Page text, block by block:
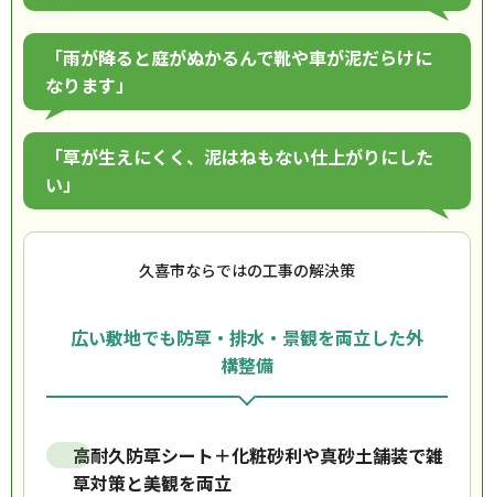
「雨が降ると庭がぬかるんで靴や車が泥だらけに
なります」
「草が生えにくく、泥はねもない仕上がりにした
い」
久喜市ならではの工事の解決策
広い敷地でも防草・排水・景観を両立した外
構整備
高耐久防草シート＋化粧砂利や真砂土舗装で雑
草対策と美観を両立